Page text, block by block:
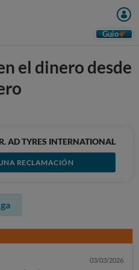
Guio
el dinero desde
AD TYRES INTERNATIONAL
RECLAMACIÓN
03/03/2026